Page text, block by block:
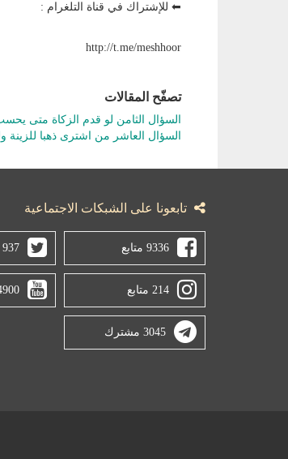
⬅ للإشتراك في قناة التلغرام :
http://t.me/meshhoor
تصفّح المقالات
السؤال الثامن لو قدم الزكاة متى
السؤال العاشر من اشترى ذهبا للزينة
تابعونا على الشبكات الاجتماعية
9336 متابع 937 متابع
214 متابع 74900
3045 مشترك